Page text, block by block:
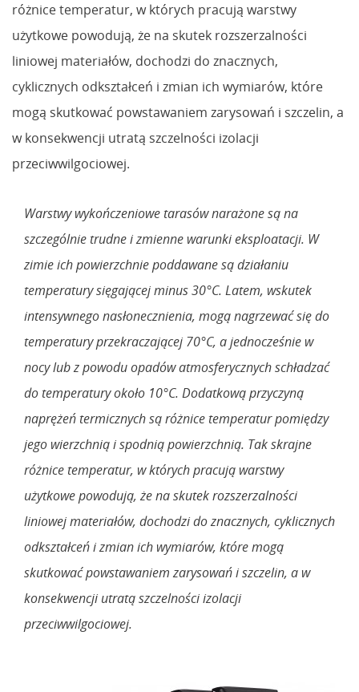
różnice temperatur, w których pracują warstwy
użytkowe powodują, że na skutek rozszerzalności
liniowej materiałów, dochodzi do znacznych,
cyklicznych odkształceń i zmian ich wymiarów, które
mogą skutkować powstawaniem zarysowań i szczelin, a
w konsekwencji utratą szczelności izolacji
przeciwwilgociowej.
Warstwy wykończeniowe tarasów narażone są na
szczególnie trudne i zmienne warunki eksploatacji. W
zimie ich powierzchnie poddawane są działaniu
temperatury sięgającej minus 30°C. Latem, wskutek
intensywnego nasłonecznienia, mogą nagrzewać się do
temperatury przekraczającej 70°C, a jednocześnie w
nocy lub z powodu opadów atmosferycznych schładzać
do temperatury około 10°C. Dodatkową przyczyną
naprężeń termicznych są różnice temperatur pomiędzy
jego wierzchnią i spodnią powierzchnią. Tak skrajne
różnice temperatur, w których pracują warstwy
użytkowe powodują, że na skutek rozszerzalności
liniowej materiałów, dochodzi do znacznych, cyklicznych
odkształceń i zmian ich wymiarów, które mogą
skutkować powstawaniem zarysowań i szczelin, a w
konsekwencji utratą szczelności izolacji
przeciwwilgociowej.